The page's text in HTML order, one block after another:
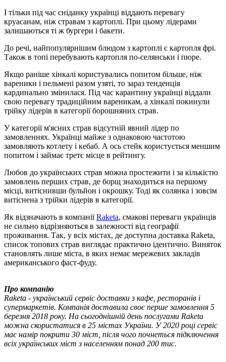
І тільки під час сніданку українці віддають перевагу
круасанам, ніж стравам з картоплі. При цьому лідерами
залишаються ті ж бургери і бакети.
До речі, найпопулярнішим блюдом з картоплі є картопля фрі.
Також в топі перебувають картопля по-селянськи і пюре.
Якщо раніше хінкалі користувались попитом більше, ніж
вареники і пельмені разом узяті, то зараз тенденція
кардинально змінилася. Під час карантину українці віддали
свою перевагу традиційним вареникам, а хінкалі покинули
трійку лідерів в категорії борошняних страв.
У категорії м'ясних страв відсутній явний лідер по
замовленнях. Українці майже з однаковою частотою
замовляють котлету і кебаб. А ось стейк користується меншим
попитом і займає третє місце в рейтингу.
Любов до українських страв можна простежити і за кількістю
замовлень перших страв, де борщ знаходиться на першому
місці, витіснивши бульйон і окрошку. Тоді як солянка і зовсім
витіснена з трійки лідерів в категорії.
Як відзначають в компаніїRaketa, смакові переваги українців
не сильно відрізняються в залежності від географії
проживання. Так, у всіх містах, де доступна доставка Raketa,
список топових страв виглядає практично ідентично. Виняток
становлять лише міста, в яких немає мережевих закладів
американського фаст-фуду.
Про компанію
Raketa - український сервіс доставки з кафе, ресторанів і
супермаркетів. Компанія доставила своє перше замовлення 5
березня 2018 року. На сьогоднішній день послугами Raketa
можна скористатися в 25 містах України. У 2020 році сервіс
має намір покрити 30 міст, після чого почнеться підключення
всіх українських міст з населенням понад 200 тис.